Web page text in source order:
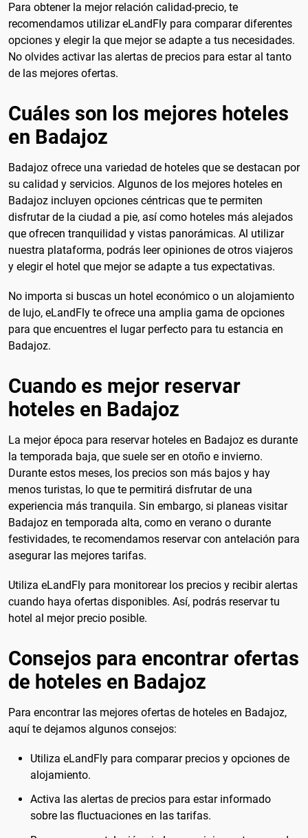
Para obtener la mejor relación calidad-precio, te
recomendamos utilizar eLandFly para comparar diferentes
opciones y elegir la que mejor se adapte a tus necesidades.
No olvides activar las alertas de precios para estar al tanto
de las mejores ofertas.
Cuáles son los mejores hoteles
en Badajoz
Badajoz ofrece una variedad de hoteles que se destacan por
su calidad y servicios. Algunos de los mejores hoteles en
Badajoz incluyen opciones céntricas que te permiten
disfrutar de la ciudad a pie, así como hoteles más alejados
que ofrecen tranquilidad y vistas panorámicas. Al utilizar
nuestra plataforma, podrás leer opiniones de otros viajeros
y elegir el hotel que mejor se adapte a tus expectativas.
No importa si buscas un hotel económico o un alojamiento
de lujo, eLandFly te ofrece una amplia gama de opciones
para que encuentres el lugar perfecto para tu estancia en
Badajoz.
Cuando es mejor reservar
hoteles en Badajoz
La mejor época para reservar hoteles en Badajoz es durante
la temporada baja, que suele ser en otoño e invierno.
Durante estos meses, los precios son más bajos y hay
menos turistas, lo que te permitirá disfrutar de una
experiencia más tranquila. Sin embargo, si planeas visitar
Badajoz en temporada alta, como en verano o durante
festividades, te recomendamos reservar con antelación para
asegurar las mejores tarifas.
Utiliza eLandFly para monitorear los precios y recibir alertas
cuando haya ofertas disponibles. Así, podrás reservar tu
hotel al mejor precio posible.
Consejos para encontrar ofertas
de hoteles en Badajoz
Para encontrar las mejores ofertas de hoteles en Badajoz,
aquí te dejamos algunos consejos:
Utiliza eLandFly para comparar precios y opciones de
alojamiento.
Activa las alertas de precios para estar informado
sobre las fluctuaciones en las tarifas.